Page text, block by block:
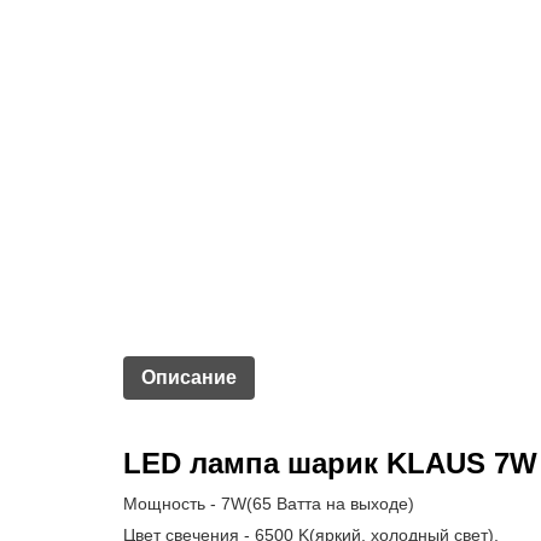
Описание
LED лампа шарик KLAUS
Мощность - 7W(65 Ватта на выходе)
Цвет свечения - 6500 K(яркий, холодный свет),